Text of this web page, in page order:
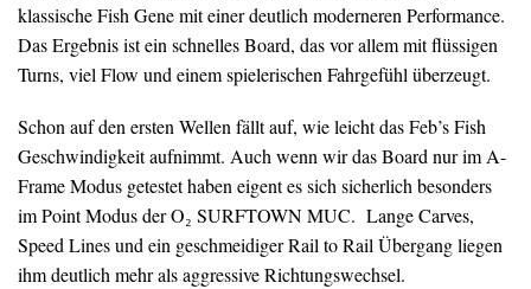
klassische Fish Gene mit einer deutlich moderneren Performance.
Das Ergebnis ist ein schnelles Board, das vor allem mit flüssigen
Turns, viel Flow und einem spielerischen Fahrgefühl überzeugt.
Schon auf den ersten Wellen fällt auf, wie leicht das Feb’s Fish
Geschwindigkeit aufnimmt. Auch wenn wir das Board nur im A-
Frame Modus getestet haben eigent es sich sicherlich besonders
im Point Modus der O₂ SURFTOWN MUC. Lange Carves,
Speed Lines und ein geschmeidiger Rail to Rail Übergang liegen
ihm deutlich mehr als aggressive Richtungswechsel.